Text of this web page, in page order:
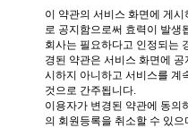
이 약관의 서비스 화면에 게
로 공지함으로써 효력이 발생
회사는 필요하다고 인정되는
경된 약관은 서비스 화면에
시하지 아니하고 서비스를 계
것으로 간주됩니다.
이용자가 변경된 약관에 동의
의 회원등록을 취소할 수 있